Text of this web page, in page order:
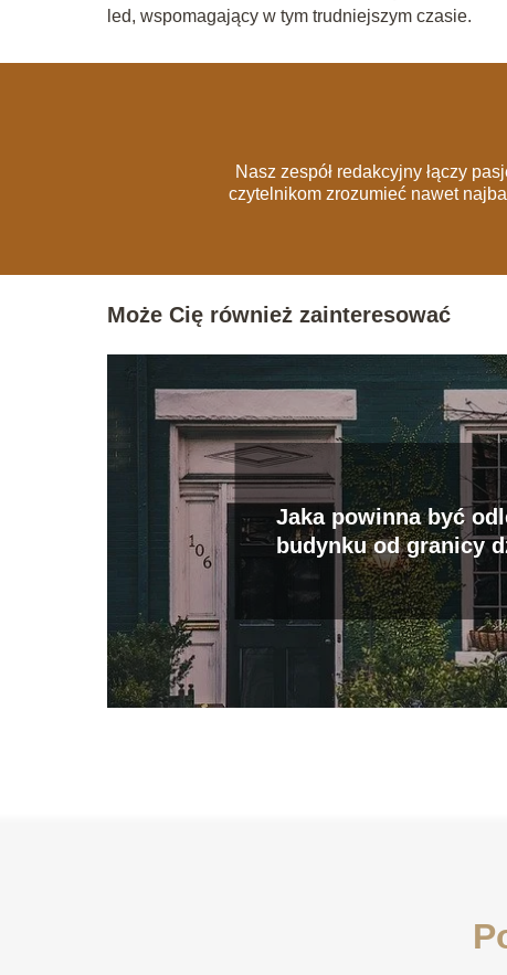
led, wspomagający w tym trudniejszym czasie.
Nasz zespół redakcyjny łączy
czytelnikom zrozumieć nawet
Może Cię również zainteresować
Jaka powinna być
budynku od granicy